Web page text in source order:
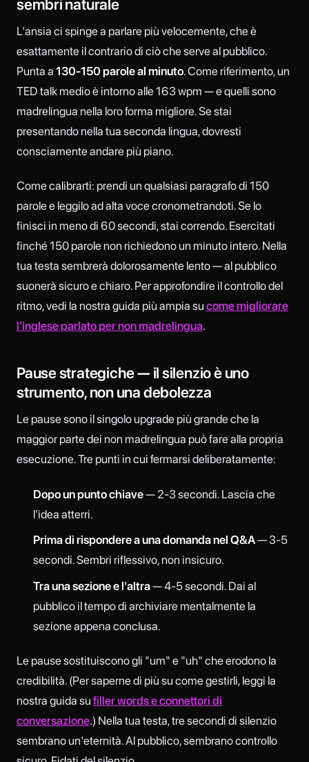
sembri naturale
L'ansia ci spinge a parlare più velocemente, che è
esattamente il contrario di ciò che serve al pubblico.
Punta a 130-150 parole al minuto. Come riferimento, un
TED talk medio è intorno alle 163 wpm — e quelli sono
madrelingua nella loro forma migliore. Se stai
presentando nella tua seconda lingua, dovresti
consciamente andare più piano.
Come calibrarti: prendi un qualsiasi paragrafo di 150
parole e leggilo ad alta voce cronometrandoti. Se lo
finisci in meno di 60 secondi, stai correndo. Esercitati
finché 150 parole non richiedono un minuto intero. Nella
tua testa sembrerà dolorosamente lento — al pubblico
suonerà sicuro e chiaro. Per approfondire il controllo del
ritmo, vedi la nostra guida più ampia su come migliorare
l'inglese parlato per non madrelingua.
Pause strategiche — il silenzio è uno
strumento, non una debolezza
Le pause sono il singolo upgrade più grande che la
maggior parte dei non madrelingua può fare alla propria
esecuzione. Tre punti in cui fermarsi deliberatamente:
Dopo un punto chiave— 2-3 secondi. Lascia che
l'idea atterri.
Prima di rispondere a una domanda nel Q&A— 3-5
secondi. Sembri riflessivo, non insicuro.
Tra una sezione e l'altra— 4-5 secondi. Dai al
pubblico il tempo di archiviare mentalmente la
sezione appena conclusa.
Le pause sostituiscono gli "um" e "uh" che erodono la
credibilità. (Per saperne di più su come gestirli, leggi la
nostra guida su filler words e connettori di
conversazione.) Nella tua testa, tre secondi di silenzio
sembrano un'eternità. Al pubblico, sembrano controllo